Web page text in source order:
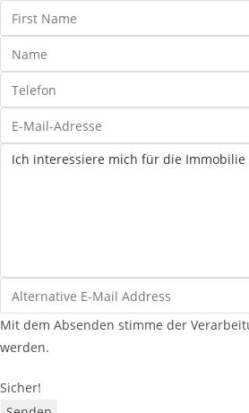
Mit dem Absenden stimme der
werden.
Sicher!